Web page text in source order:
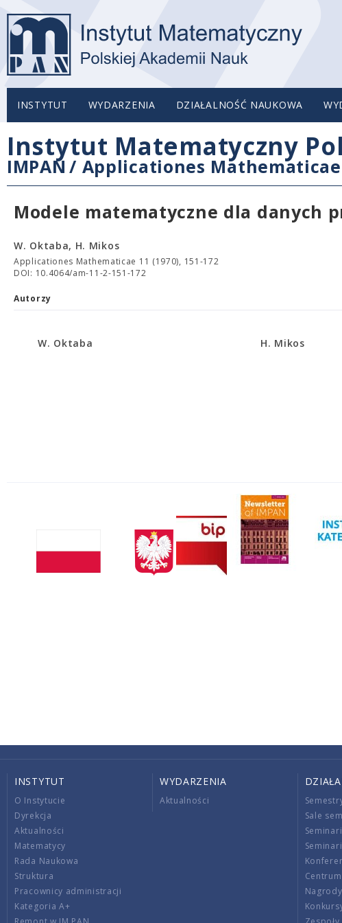
INSTYTUT WYDARZENIA DZIAŁALNOŚĆ NAUKOWA
Instytut Matematyczny
IMPAN / Applicationes Mathematicae
Modele matematyczne dla danych
W. Oktaba, H. Mikos
Applicationes Mathematicae 11 (1970), 151-172
DOI: 10.4064/am-11-2-151-172
Autorzy
W. Oktaba H. Mikos
INSTYTUT
O Instytucie
Dyrekcja
Aktualności
Matematycy
Rada Naukowa
Struktura
Pracownicy administracji
Kategoria A+
WYDARZENIA
Aktualności
Sale
Nagrody